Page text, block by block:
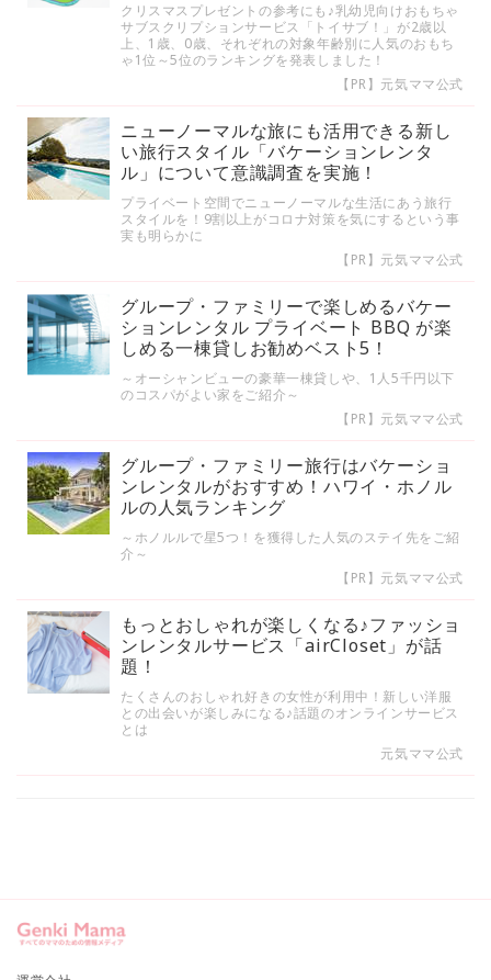
クリスマスプレゼントの参考にも♪乳幼児向けおもちゃ
サブスクリプションサービス「トイサブ！」が2歳以
上、1歳、0歳、それぞれの対象年齢別に人気のおもち
ゃ1位～5位のランキングを発表しました！
【PR】元気ママ公式
ニューノーマルな旅にも活用できる新し
い旅行スタイル「バケーションレンタ
ル」について意識調査を実施！
プライベート空間でニューノーマルな生活にあう旅行
スタイルを！9割以上がコロナ対策を気にするという事
実も明らかに
【PR】元気ママ公式
グループ・ファミリーで楽しめるバケー
ションレンタル プライベート BBQ が楽
しめる一棟貸しお勧めベスト5！
～オーシャンビューの豪華一棟貸しや、1人5千円以下
のコスパがよい家をご紹介～
【PR】元気ママ公式
グループ・ファミリー旅行はバケーショ
ンレンタルがおすすめ！ハワイ・ホノル
ルの人気ランキング
～ホノルルで星5つ！を獲得した人気のステイ先をご紹
介～
【PR】元気ママ公式
もっとおしゃれが楽しくなる♪ファッショ
ンレンタルサービス「airCloset」が話
題！
たくさんのおしゃれ好きの女性が利用中！新しい洋服
との出会いが楽しみになる♪話題のオンラインサービス
とは
元気ママ公式